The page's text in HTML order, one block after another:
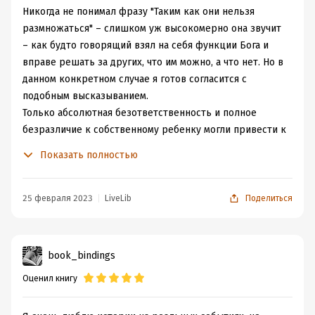
Никогда не понимал фразу "Таким как они нельзя
размножаться" – слишком уж высокомерно она звучит
– как будто говорящий взял на себя функции Бога и
вправе решать за других, что им можно, а что нет. Но в
данном конкретном случае я готов согласится с
подобным высказыванием.
Только абсолютная безответственность и полное
безразличие к собственному ребенку могли привести к
иначе, возможно не так удручающе плачевно.
за обязательная необходимость была усыплять ни в
чем не повинных собак перед каждым переездом – тем
более на своем транспорте – да ещё и на глазах у
Показать полностью
25 февраля 2023 LiveLib Поделиться
book_bindings
Оценил книгу